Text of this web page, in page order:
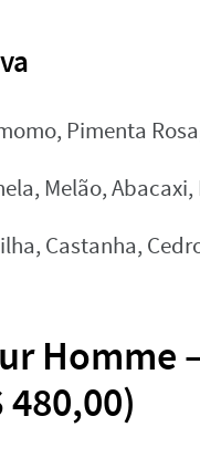
Pimenta
Melão,
Castanha,
Homme